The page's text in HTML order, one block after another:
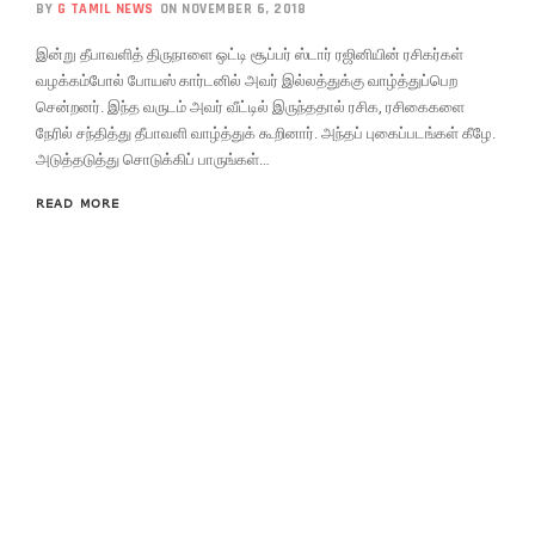
BY G TAMIL NEWS ON NOVEMBER 6, 2018
இன்று தீபாவளித் திருநாளை ஒட்டி சூப்பர் ஸ்டார் ரஜினியின் ரசிகர்கள்
வழக்கம்போல் போயஸ் கார்டனில் அவர் இல்லத்துக்கு வாழ்த்துப்பெற
சென்றனர். இந்த வருடம் அவர் வீட்டில் இருந்ததால் ரசிக, ரசிகைகளை
நேரில் சந்தித்து தீபாவளி வாழ்த்துக் கூறினார். அந்தப் புகைப்படங்கள் கீழே.
அடுத்தடுத்து சொடுக்கிப் பாருங்கள்…
READ MORE